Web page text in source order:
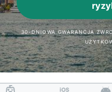
30-DNIOWA GWARANCJA